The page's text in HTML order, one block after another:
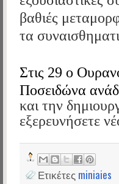
βαθιές
τα
Στις 29 ο
Ποσειδώνα
και την
εξερευνήσετε
Ετικέτες miniaies